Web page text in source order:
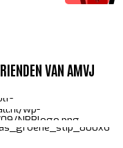
VAN AMVJ